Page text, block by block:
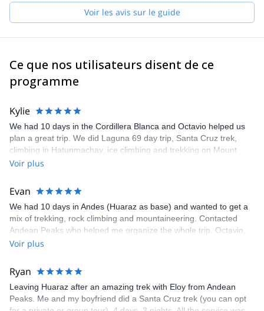
cordillère blanche.
Voir les avis sur le guide
Ce que nos utilisateurs disent de ce
programme
Kylie
We had 10 days in the Cordillera Blanca and Octavio helped us
plan a great trip. We did Laguna 69 day trip, Santa Cruz trek,
climbing in Hatunmachay, ice climbing and trekking on Mount
Pisco. The trip was very well organised and equipment provided
and climber so we always felt safe throughout the trip. We had a
great chef with us when camping and always enjoyed the food he
prepared. Also enjoyed chatting to Octavio in the evenings and
hearing his great stories!
Voir plus
Evan
We had 10 days in Andes (Huaraz as base) and wanted to get a
mix of trekking, rock climbing and mountaineering. Contacted
Andean Peaks who helped me organize the whole trip. Octavio,
who was our main guide and one of the owners of the company
Whatsapp. Octavio is a qualified professional mountain guide.
Apart from this, he's also a super friendly guy an a good climber.
Bonus points for always being punctual, having great
equipment/tents etc, good chef (cooked pizza for us at 4600m!).
Voir plus
Ryan
Leaving Huaraz after an amazing trek with Eloy from Andean
Peaks. Me and my boyfriend did a Santa Cruz trek (you can opt